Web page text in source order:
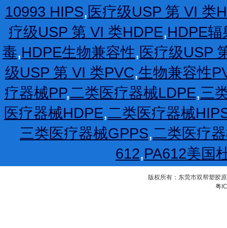
10993 HIPS,医疗级USP 第 VI 类
疗级USP 第 VI 类HDPE,HDPE辐
毒,HDPE生物兼容性,医疗级USP
级USP 第 VI 类PVC,生物兼容性
疗器械PP,二类医疗器械LDPE,三
医疗器械HDPE,二类医疗器械
三类医疗器械GPPS,二类医疗
612,PA612美国
版权所有：东莞市双帮塑胶
粤